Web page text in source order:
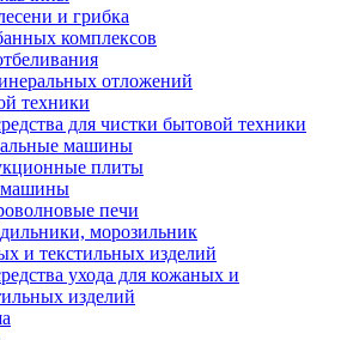
и грибка
комплексов
отложений
техники
для чистки бытовой техники
машины
плиты
печи
морозильник
и текстильных изделий
ухода для кожаных и
изделий